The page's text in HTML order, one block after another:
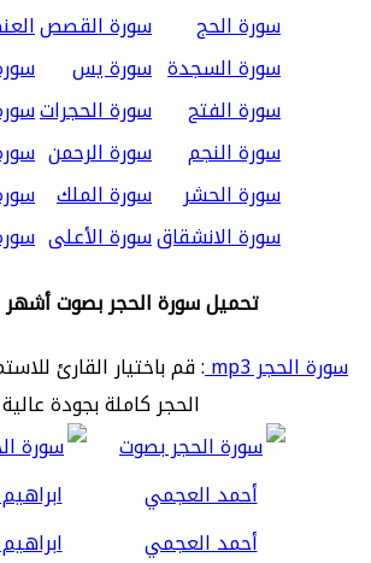
سورة الحج
سورة القصص
سورة السجدة سورة يس
سورة الفتح
سورة الحجرات
سورة النجم
سورة الرحمن
سورة الحشر
سورة الملك
سورة الانشقاقسورة الأعلى
تحميل سورة الحجر بصوت أشهر
سورة الحجر mp3
: قم باختيار القارئ
الحجر كاملة بجودة عالية
أحمد العجمي